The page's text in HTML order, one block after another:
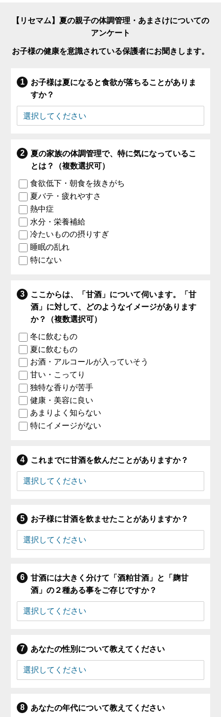
【リセマム】夏の親子の体調管理・あまさけについての
アンケート
お子様の健康を意識されている保護者にお聞きします。
お子様は夏になると食欲が落ちることがありま
すか？
夏の家族の体調管理で、特に気になっているこ
とは？（複数選択可）
食欲低下・朝食を抜きがち
夏バテ・疲れやすさ
熱中症
水分・栄養補給
冷たいものの摂りすぎ
睡眠の乱れ
特にない
ここからは、「甘酒」について伺います。「甘
酒」に対して、どのようなイメージがあります
か？（複数選択可）
冬に飲むもの
夏に飲むもの
お酒・アルコールが入っていそう
甘い・こってり
独特な香りが苦手
健康・美容に良い
あまりよく知らない
特にイメージがない
これまでに甘酒を飲んだことがありますか？
お子様に甘酒を飲ませたことがありますか？
甘酒には大きく分けて「酒粕甘酒」と「麹甘
酒」の２種ある事をご存じですか？
あなたの性別について教えてください
あなたの年代について教えてください